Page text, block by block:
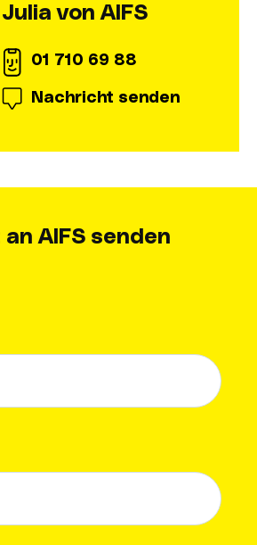
Julia von AIFS
01 710 69 88
Nachricht senden
AIFS senden